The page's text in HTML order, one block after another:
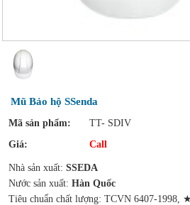
Mũ Bảo hộ SSenda
Mã sản phẩm:
TT- SDIV
Giá:
Call
Nhà sản xuất: SSEDA
Nước sản xuất: Hàn Quốc
Tiêu chuẩn chất lượng: TCVN 6407-